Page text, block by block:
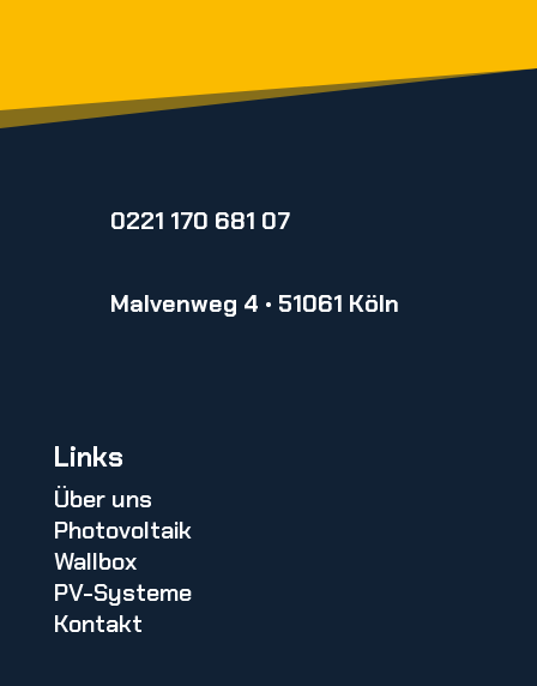
0221 170 681 07
Malvenweg 4 • 51061 Köln
Links
Über uns
Photovoltaik
Wallbox
PV-Systeme
Kontakt